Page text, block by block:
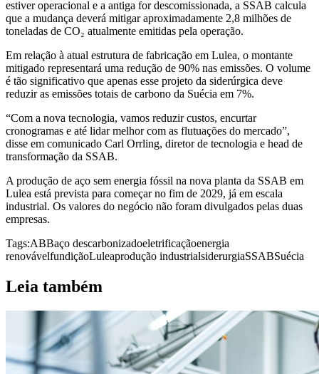
estiver operacional e a antiga for descomissionada, a SSAB calcula
que a mudança deverá mitigar aproximadamente 2,8 milhões de
toneladas de CO₂ atualmente emitidas pela operação.
Em relação à atual estrutura de fabricação em Lulea, o montante
mitigado representará uma redução de 90% nas emissões. O volume
é tão significativo que apenas esse projeto da siderúrgica deve
reduzir as emissões totais de carbono da Suécia em 7%.
“Com a nova tecnologia, vamos reduzir custos, encurtar
cronogramas e até lidar melhor com as flutuações do mercado”,
disse em comunicado Carl Orrling, diretor de tecnologia e head de
transformação da SSAB.
A produção de aço sem energia fóssil na nova planta da SSAB em
Lulea está prevista para começar no fim de 2029, já em escala
industrial. Os valores do negócio não foram divulgados pelas duas
empresas.
Tags:ABBaço descarbonizadoeletrificaçãoenergia
renovávelfundiçãoLuleaprodução industrialsiderurgiaSSABSuécia
Leia também